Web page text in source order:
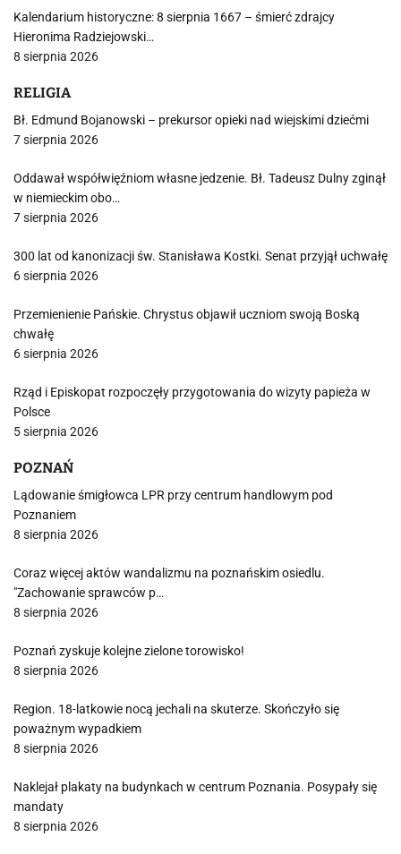
Kalendarium historyczne: 8 sierpnia 1667 – śmierć zdrajcy
Hieronima Radziejowski…
8 sierpnia 2026
RELIGIA
Bł. Edmund Bojanowski – prekursor opieki nad wiejskimi dziećmi
7 sierpnia 2026
Oddawał współwięźniom własne jedzenie. Bł. Tadeusz Dulny zginął
w niemieckim obo…
7 sierpnia 2026
300 lat od kanonizacji św. Stanisława Kostki. Senat przyjął uchwałę
6 sierpnia 2026
Przemienienie Pańskie. Chrystus objawił uczniom swoją Boską
chwałę
6 sierpnia 2026
Rząd i Episkopat rozpoczęły przygotowania do wizyty papieża w
Polsce
5 sierpnia 2026
POZNAŃ
Lądowanie śmigłowca LPR przy centrum handlowym pod
Poznaniem
8 sierpnia 2026
Coraz więcej aktów wandalizmu na poznańskim osiedlu.
"Zachowanie sprawców p…
8 sierpnia 2026
Poznań zyskuje kolejne zielone torowisko!
8 sierpnia 2026
Region. 18-latkowie nocą jechali na skuterze. Skończyło się
poważnym wypadkiem
8 sierpnia 2026
Naklejał plakaty na budynkach w centrum Poznania. Posypały się
mandaty
8 sierpnia 2026